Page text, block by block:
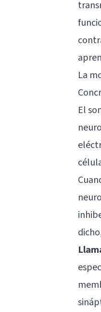
La
El